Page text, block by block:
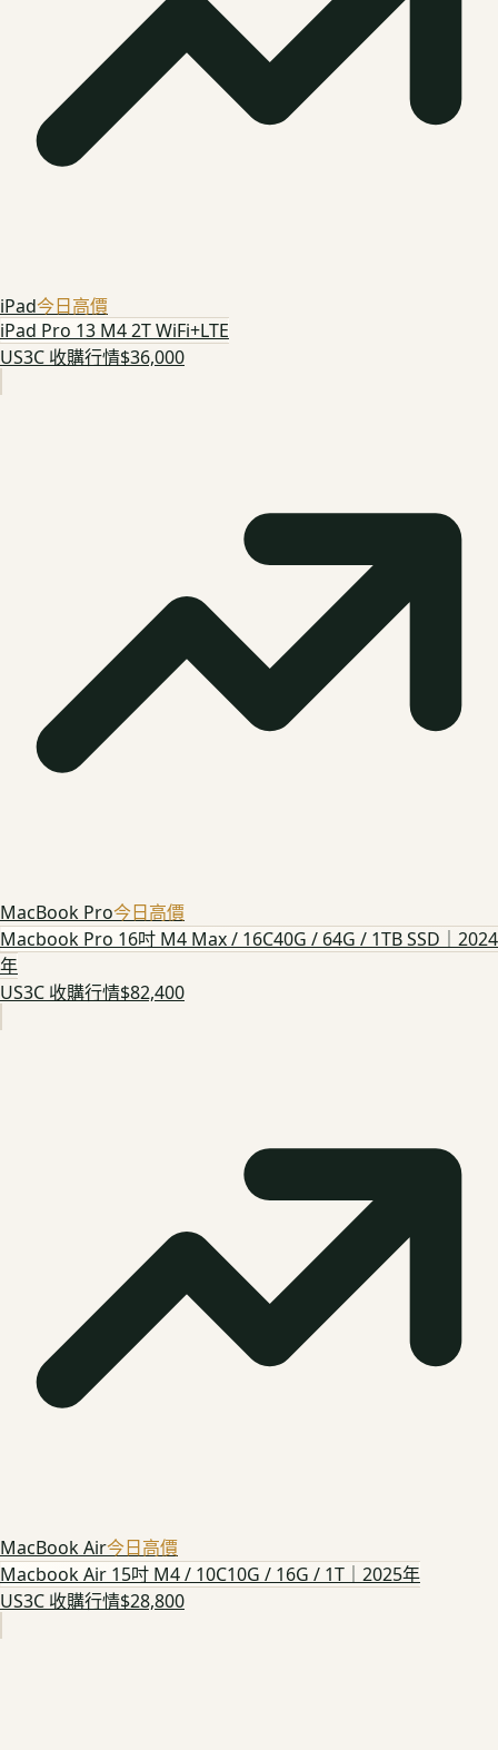
iPad今日高價
iPad Pro 13 M4 2T WiFi+LTE
US3C 收購行情$36,000
MacBook Pro今日高價
Macbook Pro 16吋 M4 Max / 16C40G / 64G / 1TB SSD｜2024
年
US3C 收購行情$82,400
MacBook Air今日高價
Macbook Air 15吋 M4 / 10C10G / 16G / 1T｜2025年
US3C 收購行情$28,800